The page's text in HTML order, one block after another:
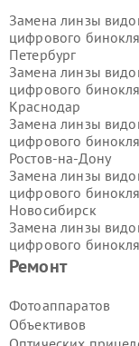
Ремонт
Фотоаппаратов
Объективов
Замена линзы
цифрового
Петербург
Замена линзы
цифрового
Краснодар
Замена линзы
цифрового
Ростов-на-Дону
Замена линзы
цифрового
Новосибирск
Замена линзы
цифрового
Екатеринбург
цифрового
Замена линзы
цифрового